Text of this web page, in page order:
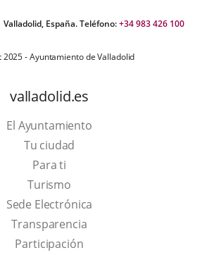
Valladolid, España. Teléfono:+34 983 426 100
2025 - Ayuntamiento de Valladolid
valladolid.es
El Ayuntamiento
Tu ciudad
Para ti
TurismoThis
link
will
open
Sede Electrónica
Transparencia
Participación